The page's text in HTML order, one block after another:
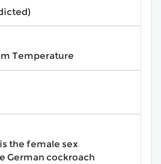
Temperature
the female sex
German cockroach